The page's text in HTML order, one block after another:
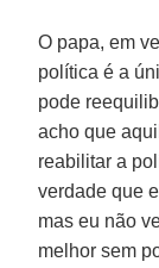
O papa, em
política é a
pode
acho que
reabilitar a
verdade que
mas eu não
melhor sem